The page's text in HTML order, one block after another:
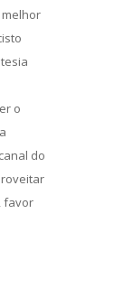
o
do
favor